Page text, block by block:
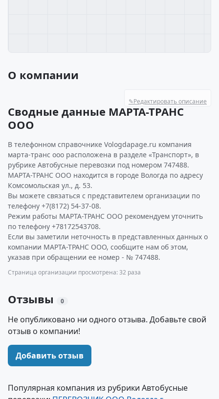
О компании
✎Редактировать описание
Сводные данные МАРТА-ТРАНС
ООО
В телефонном справочнике Vologdapage.ru компания
марта-транс ооо расположена в разделе «Транспорт», в
рубрике Автобусные перевозки под номером 747488.
МАРТА-ТРАНС ООО находится в городе Вологда по адресу
Комсомольская ул., д. 53.
Вы можете связаться с представителем организации по
телефону +7(8172) 54-37-08.
Режим работы МАРТА-ТРАНС ООО рекомендуем уточнить
по телефону +78172543708.
Если вы заметили неточность в представленных данных о
компании МАРТА-ТРАНС ООО, сообщите нам об этом,
указав при обращении ее номер - № 747488.
Страница организации просмотрена: 32 раза
Отзывы 0
Не опубликовано ни одного отзыва. Добавьте свой
отзыв о компании!
Добавить отзыв
Популярная компания из рубрики Автобусные